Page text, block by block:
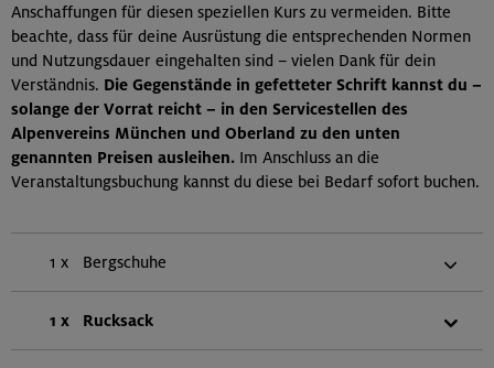
Anschaffungen für diesen speziellen Kurs zu vermeiden. Bitte
beachte, dass für deine Ausrüstung die entsprechenden Normen
und Nutzungsdauer eingehalten sind – vielen Dank für dein
Verständnis. Die Gegenstände in gefetteter Schrift kannst du –
solange der Vorrat reicht – in den Servicestellen des
Alpenvereins München und Oberland zu den unten
genannten Preisen ausleihen. Im Anschluss an die
Veranstaltungsbuchung kannst du diese bei Bedarf sofort buchen.
1 x Bergschuhe
1 x Rucksack